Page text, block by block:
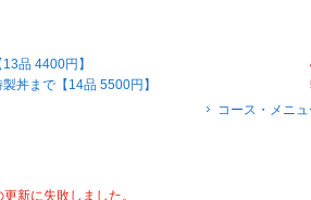
品 4400円】
丼まで【14品 5500円】
コース・メニ
新に失敗しました。